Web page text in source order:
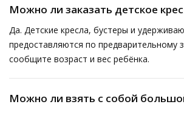
Можно ли заказать детское
Да. Детские кресла, бустеры и
предоставляются по предварительному
сообщите возраст и вес ребёнка.
Можно ли взять с собой